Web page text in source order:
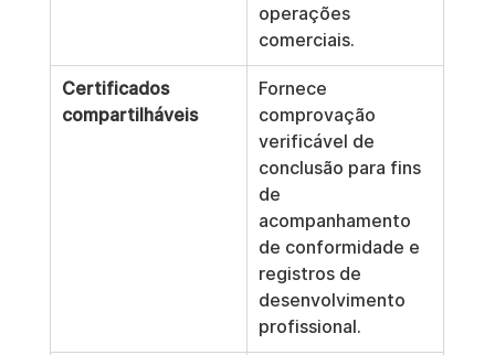
operações
comerciais.
Certificados
compartilháveis
Fornece
comprovação
verificável de
conclusão para fins
de
acompanhamento
de conformidade e
registros de
desenvolvimento
profissional.